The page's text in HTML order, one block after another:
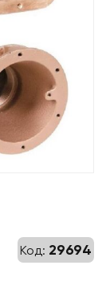
Код: 29694